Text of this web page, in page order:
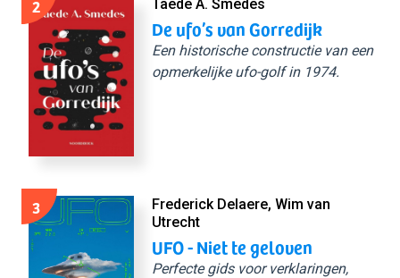
2 Taede A. Smedes
De ufo’s van Gorredijk
Een historische constructie van een
opmerkelijke ufo-golf in 1974.
3
Frederick Delaere, Wim van
Utrecht
UFO - Niet te geloven
Perfecte gids voor verklaringen,